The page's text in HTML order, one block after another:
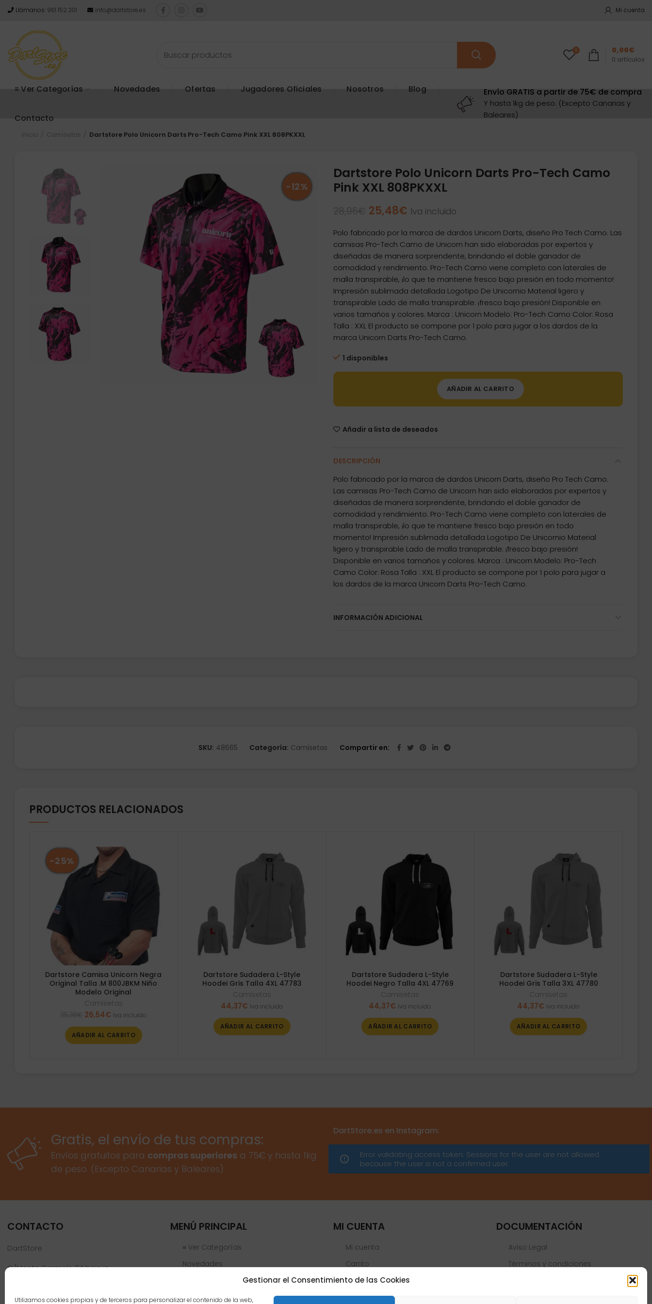
Gestionar el Consentimiento de las Cookies
Utilizamos cookies propias y de terceros para personalizar el contenido de la web,
Llámanos: 961 152 301 info@dartstore.es Mi cuenta
0
0 artículos
0,00€
≡ Ver Categorías Novedades Ofertas Jugadores Oficiales Nosotros Blog
Contacto
Envío GRATIS a partir de 75€ de compra
Y hasta 1kg de peso. (Excepto Canarias y
Baleares)
Inicio Camisetas Dartstore Polo Unicorn Darts Pro-Tech Camo Pink XXL 808PKXXL
-12%
Dartstore Polo Unicorn Darts Pro-Tech Camo
Pink XXL 808PKXXL
El
original
era:
28,96€.
25,48€ El
actual
es:
25,48€.
Iva incluido
Polo fabricado por la marca de dardos Unicorn Darts, diseño Pro Tech Camo. Las
camisas Pro-Tech Camo de Unicorn han sido elaboradas por expertos y
diseñadas de manera sorprendente, brindando el doble ganador de
comodidad y rendimiento. Pro-Tech Camo viene completo con laterales de
malla transpirable, ¡lo que te mantiene fresco bajo presión en todo momento!
Impresión sublimada detallada Logotipo De Unicornio Material ligero y
transpirable Lado de malla transpirable: ¡fresco bajo presión! Disponible en
varios tamaños y colores. Marca : Unicorn Modelo: Pro-Tech Camo Color: Rosa
Talla : XXL El producto se compone por 1 polo para jugar a los dardos de la
marca Unicorn Darts Pro-Tech Camo.
1 disponibles
AÑADIR AL CARRITO
Añadir a lista de deseados
DESCRIPCIÓN
Polo fabricado por la marca de dardos Unicorn Darts, diseño Pro Tech Camo.
Las camisas Pro-Tech Camo de Unicorn han sido elaboradas por expertos y
diseñadas de manera sorprendente, brindando el doble ganador de
comodidad y rendimiento. Pro-Tech Camo viene completo con laterales de
malla transpirable, ¡lo que te mantiene fresco bajo presión en todo
momento! Impresión sublimada detallada Logotipo De Unicornio Material
ligero y transpirable Lado de malla transpirable: ¡fresco bajo presión!
Disponible en varios tamaños y colores. Marca : Unicorn Modelo: Pro-Tech
Camo Color: Rosa Talla : XXL El producto se compone por 1 polo para jugar a
los dardos de la marca Unicorn Darts Pro-Tech Camo.
INFORMACIÓN ADICIONAL
SKU: 48665 Categoría: Camisetas Compartir en
PRODUCTOS RELACIONADOS
-25%
Dartstore Camisa Unicorn Negra
Original Talla .M 800JBKM Niño
Modelo Original
Camisetas
El
original
era:
26,54€El
actual
es:
Iva incluido
AÑADIR AL CARRITO
Dartstore Sudadera L-Style
Hoodei Gris Talla 4XL 47783
Camisetas
44,37€ Iva incluido
AÑADIR AL CARRITO
Dartstore Sudadera L-Style
Hoodei Negro Talla 4XL 47769
Camisetas
44,37€ Iva incluido
AÑADIR AL CARRITO
Dartstore Sudadera L-Style
Hoodei Gris Talla 3XL 47780
Camisetas
44,37€ Iva incluido
AÑADIR AL CARRITO
Gratis, el envío de tus compras:
Envíos gratuitos para compras superiores a 75€ y hasta 1kg
de peso. (Excepto Canarias y Baleares)
DartStore.es en Instagram:
Error validating access token: Sessions for the user are not allowed
because the user is not a confirmed user.
CONTACTO
DartStore
C/Monte Carmelo 34 bajo iz
Teléfono:961 152 301
MENÚ PRINCIPAL
≡ Ver Categorías
Novedades
Jugadores Oficiales
MI CUENTA
Mi cuenta
Carrito
Lista de deseos
DOCUMENTACIÓN
Aviso Legal
Términos y condiciones